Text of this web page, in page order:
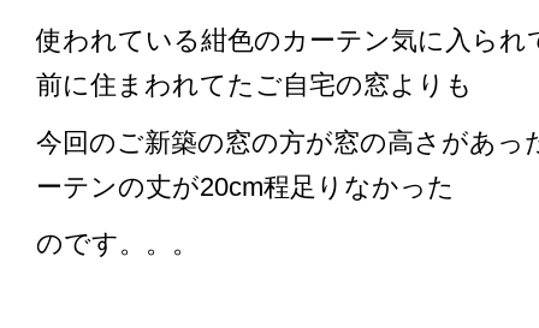
使われている紺色のカーテン気に入ら
前に住まわれてたご自宅の窓よりも
今回のご新築の窓の方が窓の高さがあっ
ーテンの丈が20cm程足りなかった
のです。。。